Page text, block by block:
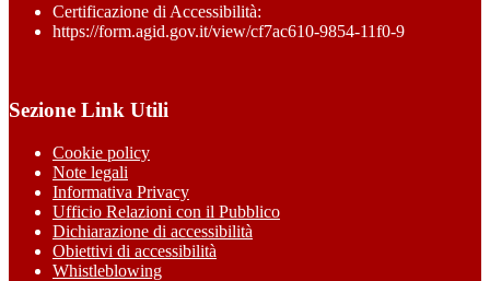
Certificazione di Accessibilità:
https://form.agid.gov.it/view/cf7ac610-9854-11f0-9
Sezione Link Utili
Cookie policy
Note legali
Informativa Privacy
Ufficio Relazioni con il Pubblico
Dichiarazione di accessibilità
Obiettivi di accessibilità
Whistleblowing